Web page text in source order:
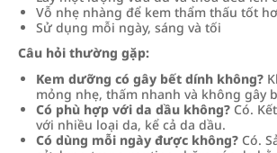
Vỗ nhẹ nhàng để kem thẩm thấu tốt
Sử dụng mỗi ngày, sáng và tối
Câu hỏi thường gặp:
Kem dưỡng có gây bết dính không?
mỏng nhẹ, thấm nhanh và không gây
Có phù hợp với da dầu không? Có.
với nhiều loại da, kể cả da dầu.
Có dùng mỗi ngày được không? Có.